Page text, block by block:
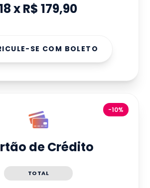
xR$ 179,90
SE COM BOLETO
-10%
de Crédito
TOTAL